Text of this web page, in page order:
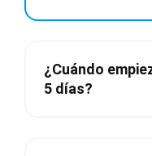
¿Cuándo
5 días?